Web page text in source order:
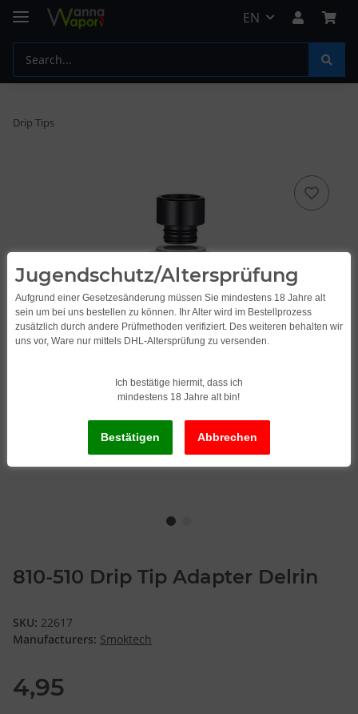
EN
Drip Tips
810-510 Drip Tip Adapter Delrin
SKU: 22617
Manufacturers: Smoktech
4,95
Jugendschutz/Altersprüfung
Aufgrund einer Gesetzesänderung müssen Sie mindestens 18 Jahre alt
sein um bei uns bestellen zu können. Ihr Alter wird im Bestellprozess
zusätzlich durch andere Prüfmethoden verifiziert. Des weiteren behalten wir
uns vor, Ware nur mittels DHL-Altersprüfung zu versenden.
Ich bestätige hiermit, dass ich
mindestens 18 Jahre alt bin!